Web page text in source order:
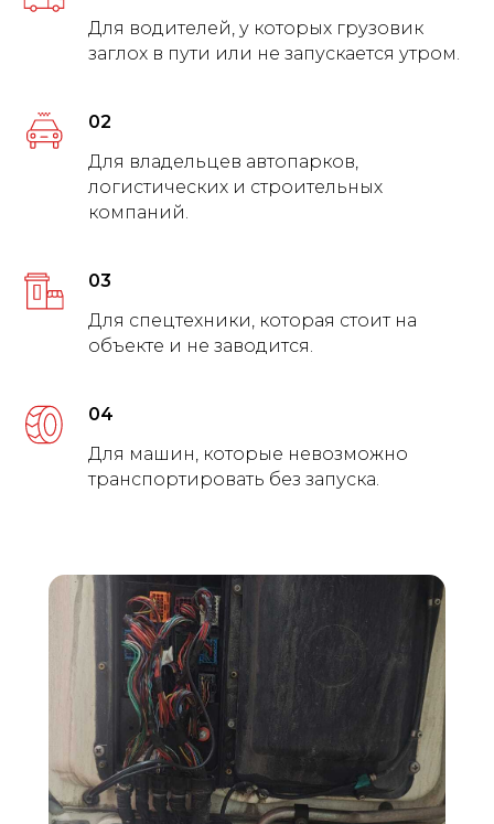
Для водителей, у которых грузовик
заглох в пути или не запускается утром.
02
Для владельцев автопарков,
логистических и строительных
компаний.
03
Для спецтехники, которая стоит на
объекте и не заводится.
04
Для машин, которые невозможно
транспортировать без запуска.